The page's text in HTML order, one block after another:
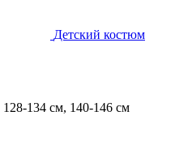
Детский костюм
128-134 см, 140-146 см